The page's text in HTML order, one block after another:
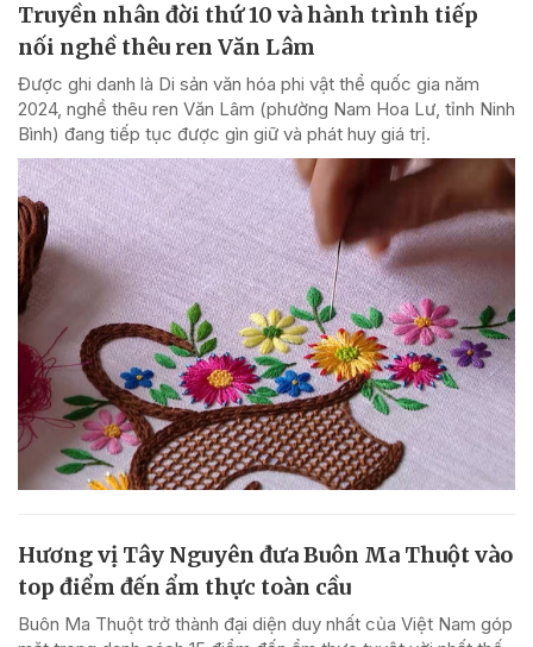
Truyền nhân đời thứ 10 và hành trình tiếp
nối nghề thêu ren Văn Lâm
Được ghi danh là Di sản văn hóa phi vật thể quốc gia năm
2024, nghề thêu ren Văn Lâm (phường Nam Hoa Lư, tỉnh Ninh
Bình) đang tiếp tục được gìn giữ và phát huy giá trị.
Hương vị Tây Nguyên đưa Buôn Ma Thuột vào
top điểm đến ẩm thực toàn cầu
Buôn Ma Thuột trở thành đại diện duy nhất của Việt Nam góp